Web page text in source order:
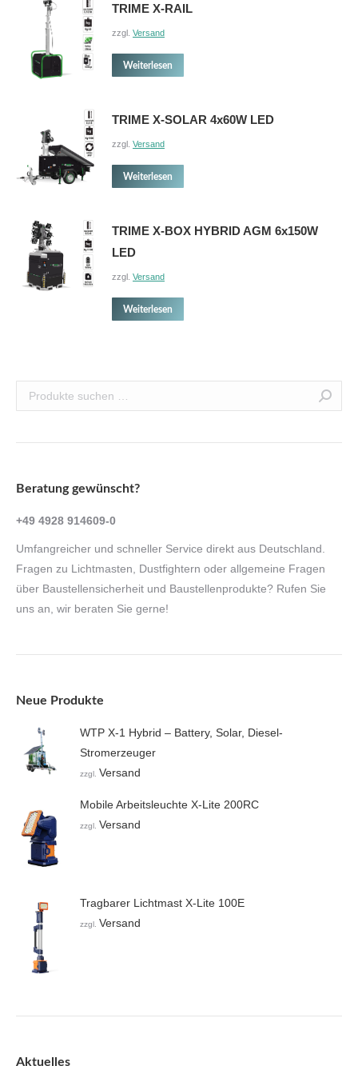
TRIME X-RAIL
zzgl. Versand
Weiterlesen
TRIME X-SOLAR 4x60W LED
zzgl. Versand
Weiterlesen
TRIME X-BOX HYBRID AGM 6x150W
LED
zzgl. Versand
Weiterlesen
Beratung gewünscht?
+49 4928 914609-0
Umfangreicher und schneller Service direkt aus Deutschland.
Fragen zu Lichtmasten, Dustfightern oder allgemeine Fragen
über Baustellensicherheit und Baustellenprodukte? Rufen Sie
uns an, wir beraten Sie gerne!
Neue Produkte
WTP X-1 Hybrid – Battery, Solar, Diesel-
Stromerzeuger
zzgl. Versand
Mobile Arbeitsleuchte X-Lite 200RC
zzgl. Versand
Tragbarer Lichtmast X-Lite 100E
zzgl. Versand
Aktuelles